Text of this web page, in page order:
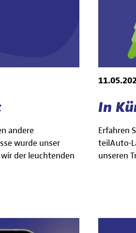
andere
wurde unser
der leuchtenden
In
Erfahren
teilAuto-
unseren